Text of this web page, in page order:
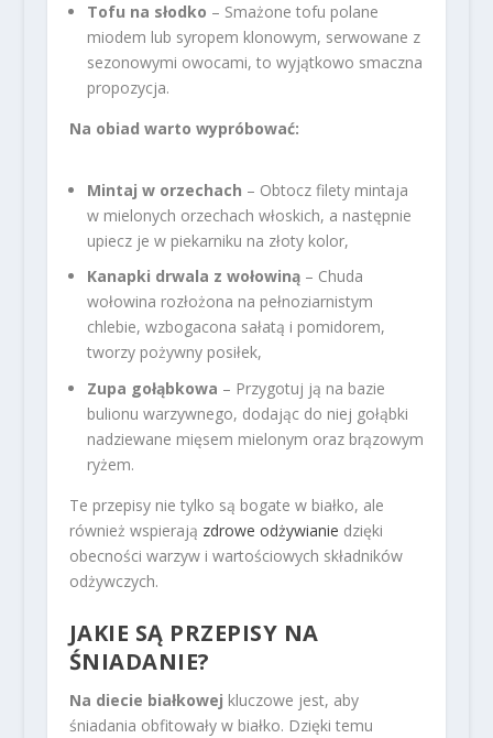
Tofu na słodko – Smażone tofu polane
miodem lub syropem klonowym, serwowane z
sezonowymi owocami, to wyjątkowo smaczna
propozycja.
Na obiad warto wypróbować:
Mintaj w orzechach – Obtocz filety mintaja
w mielonych orzechach włoskich, a następnie
upiecz je w piekarniku na złoty kolor,
Kanapki drwala z wołowiną– Chuda
wołowina rozłożona na pełnoziarnistym
chlebie, wzbogacona sałatą i pomidorem,
tworzy pożywny posiłek,
Zupa gołąbkowa – Przygotuj ją na bazie
bulionu warzywnego, dodając do niej gołąbki
nadziewane mięsem mielonym oraz brązowym
ryżem.
Te przepisy nie tylko są bogate w białko, ale
również wspierają zdrowe odżywianie dzięki
obecności warzyw i wartościowych składników
odżywczych.
JAKIE SĄ PRZEPISY NA
ŚNIADANIE?
Na diecie białkowej kluczowe jest, aby
śniadania obfitowały w białko. Dzięki temu